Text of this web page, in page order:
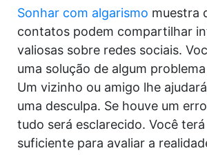
Sonhar com algarismo muestra
contatos podem compartilhar
valiosas sobre redes sociais.
uma solução de algum
Um vizinho ou amigo lhe
uma desculpa. Se houve um
tudo será esclarecido. Você
suficiente para avaliar a